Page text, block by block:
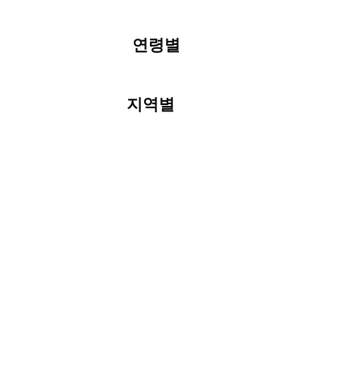
연령별
지역별